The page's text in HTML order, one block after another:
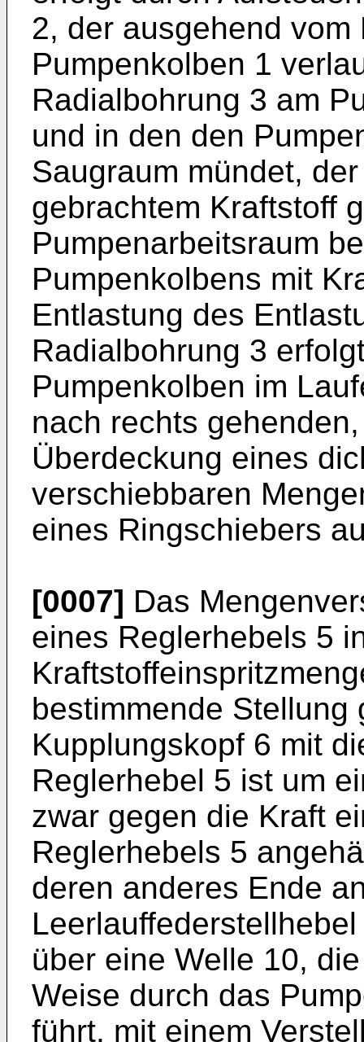
2, der ausgehend
Pumpenkolben 1
Radialbohrung 3 am
und in den den
Saugraum mündet,
gebrachtem Kraftstoff
Pumpenarbeitsraum
Pumpenkolbens mit
Entlastung des
Radialbohrung 3
Pumpenkolben im
nach rechts
Überdeckung eines
verschiebbaren
eines Ringschiebers
[0007] Das
eines Reglerhebels 5
bestimmende
Kupplungskopf 6 mit
Reglerhebel 5 ist um
zwar gegen die Kraft
Reglerhebels 5
deren anderes Ende
über eine Welle 10,
Weise durch das
führt, mit einem